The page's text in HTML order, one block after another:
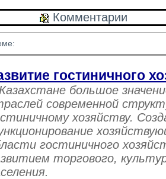
Комментарии
гостиничного
большое
современной
хозяйству.
гостиничного
торгового,